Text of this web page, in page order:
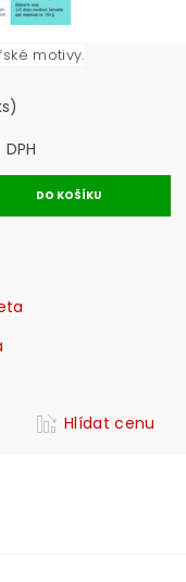
motivy.
bez DPH
Hlídat cenu